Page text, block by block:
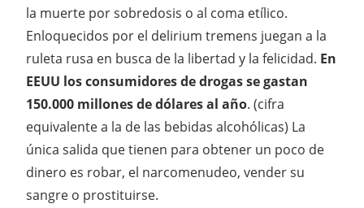
la muerte por sobredosis o al coma etílico.
Enloquecidos por el delirium tremens juegan a la
ruleta rusa en busca de la libertad y la felicidad. En
EEUU los consumidores de drogas se gastan
150.000 millones de dólares al año. (cifra
equivalente a la de las bebidas alcohólicas) La
única salida que tienen para obtener un poco de
dinero es robar, el narcomenudeo, vender su
sangre o prostituirse.